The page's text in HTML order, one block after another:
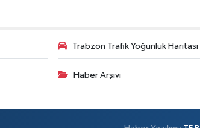
Trabzon Trafik Yoğunluk Haritası
Haber Arşivi